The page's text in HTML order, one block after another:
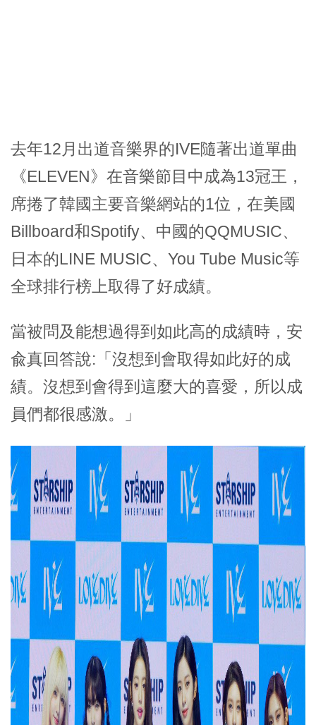
去年12月出道音樂界的IVE隨著出道單曲
《ELEVEN》在音樂節目中成為13冠王，
席捲了韓國主要音樂網站的1位，在美國
Billboard和Spotify、中國的QQMUSIC、
日本的LINE MUSIC、You Tube Music等
全球排行榜上取得了好成績。
當被問及能想過得到如此高的成績時，安
兪真回答說:「沒想到會取得如此好的成
績。沒想到會得到這麼大的喜愛，所以成
員們都很感激。」